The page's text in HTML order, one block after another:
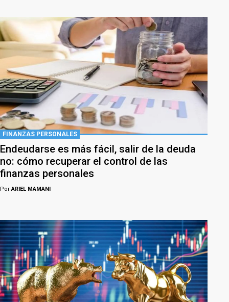
FINANZAS PERSONALES
Endeudarse es más fácil, salir de la deuda
no: cómo recuperar el control de las
finanzas personales
PorARIEL MAMANI